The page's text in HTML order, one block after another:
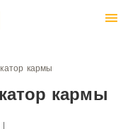
кармы
кармы